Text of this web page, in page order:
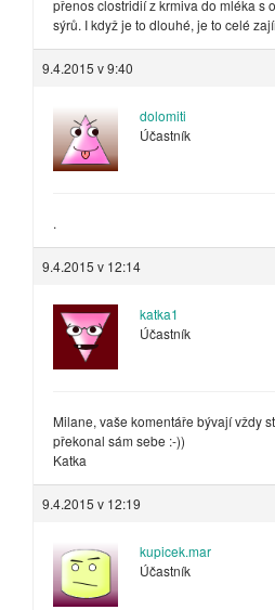
přenos clostridií z krmiva do mléka s
sýrů. I když je to dlouhé, je to celé
9.4.2015 v 9:40
dolomiti
Účastník
.
9.4.2015 v 12:14
katka1
Účastník
Milane, vaše komentáře bývají vždy
překonal sám sebe :-))
Katka
9.4.2015 v 12:19
kupicek.mar
Účastník